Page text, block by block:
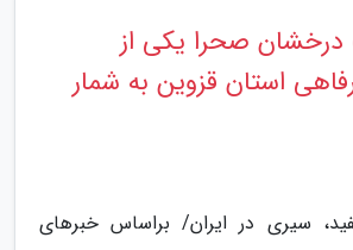
درخشان صحرا یکی از
استان قزوین به شمار
سیری در ایران/ براساس خبرهای